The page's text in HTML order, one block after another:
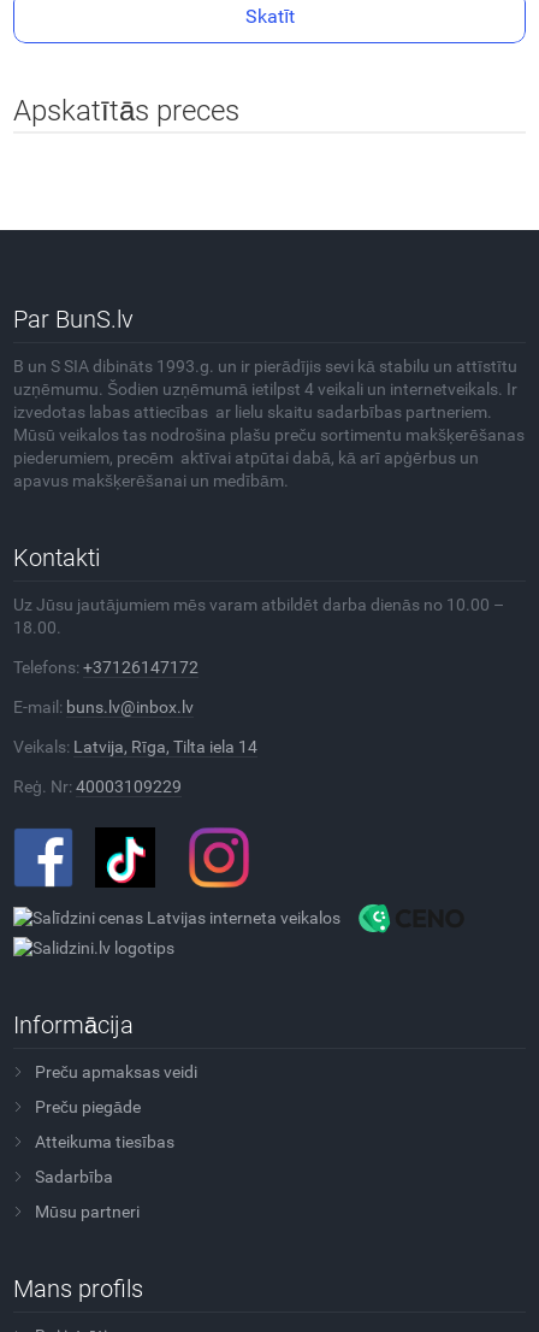
Skatīt
Apskatītās preces
Par BunS.lv
B un S SIA dibināts 1993.g. un ir pierādījis sevi kā stabilu un attīstītu
uzņēmumu. Šodien uzņēmumā ietilpst 4 veikali un internetveikals. Ir
izvedotas labas attiecības ar lielu skaitu sadarbības partneriem.
Mūsū veikalos tas nodrošina plašu preču sortimentu makšķerēšanas
piederumiem, precēm aktīvai atpūtai dabā, kā arī apģērbus un
apavus makšķerēšanai un medībām.
Kontakti
Uz Jūsu jautājumiem mēs varam atbildēt darba dienās no 10.00 –
18.00.
Telefons:+37126147172
E-mail: buns.lv@inbox.lv
Veikals: Latvija, Rīga, Tilta iela 14
Reģ. Nr:40003109229
Informācija
Preču apmaksas veidi
Preču piegāde
Atteikuma tiesības
Sadarbība
Mūsu partneri
Mans profils